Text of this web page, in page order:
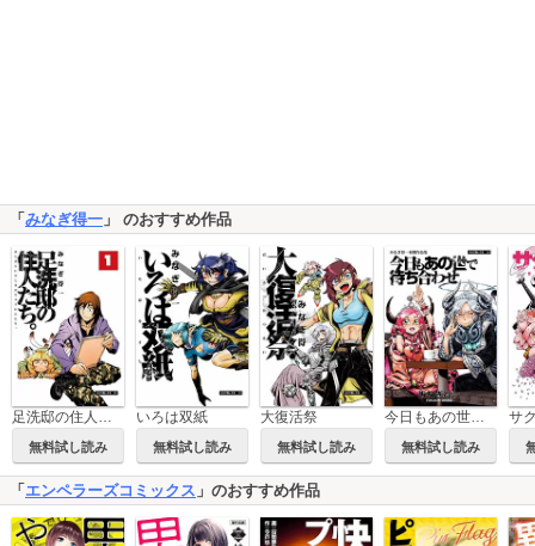
「 みなぎ得一 」 のおすすめ作品
足洗邸の住人たち。
無料試し読み
いろは双紙
無料試し読み
大復活祭
無料試し読み
今日もあの世で待ち合わせ
無料試し読み
サ
「 エンペラーズコミックス 」のおすすめ作品